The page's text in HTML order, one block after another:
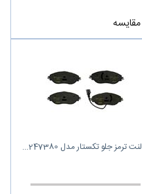
مقایسه
لنت ترمز جلو تکستار مدل 247380